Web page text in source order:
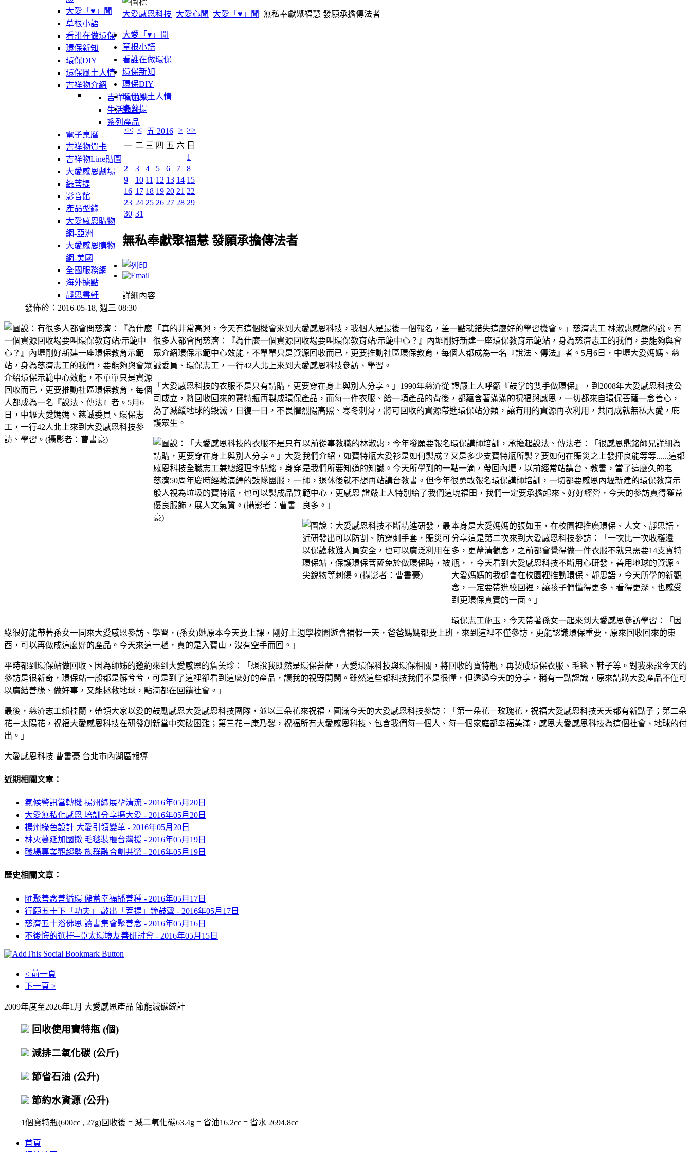
大愛「♥」聞
草根小語
看誰在做環保
環保新知
環保DIY
環保風土人情
吉祥物介紹
吉祥物由來
生活軌跡
系列產品
電子桌曆
吉祥物賀卡
吉祥物Line貼圖
大愛感恩劇場
綠菩提
影音館
產品型錄
大愛感恩購物
網-亞洲
大愛感恩購物
網-美國
全國服務網
海外據點
靜思書軒
大愛感恩科技 大愛心聞 大愛「♥」聞 無私奉獻聚福慧 發願承擔傳法者
大愛「♥」聞
草根小語
看誰在做環保
環保新知
環保DIY
環保風土人情
綠菩提
<< < 五 2016 > >>
一 二 三 四 五 六 日
1
2
3 4 5 6 7
8
9
10 11 12 13 14 15
16 17 18 19 20 21 22
23 24 25 26 27 28 29
30 31
無私奉獻聚福慧 發願承擔傳法者
詳細內容
發佈於：2016-05-18, 週三 08:30
「真的非常高興，今天有這個機會來到大愛感恩科技，我個人是最後一個報名，差一點就錯失這麼好的學習機會。」慈濟志工 林淑惠感觸的說。有
很多人都會問慈濟：『為什麼一個資源回收場要叫環保教育站/示範中心？』內壢剛好新建一座環保教育示範站，身為慈濟志工的我們，要能夠與會
眾介紹環保示範中心效能，不單單只是資源回收而已，更要推動社區環保教育，每個人都成為一名『說法、傳法』者。5月6日，中壢大愛媽媽、慈
誠委員、環保志工，一行42人北上來到大愛感恩科技參訪、學習。
「大愛感恩科技的衣服不是只有請購，更要穿在身上與別人分享。」1990年慈濟從 證嚴上人呼籲『鼓掌的雙手做環保』，到2008年大愛感恩科技公
司成立，將回收回來的寶特瓶再製成環保產品，而每一件衣服、給一項產品的背後，都蘊含著滿滿的祝福與感恩，一切都來自環保菩薩一念善心，
為了減緩地球的毀滅，日復一日，不畏懼烈陽高照、寒冬刺骨，將可回收的資源帶進環保站分類，讓有用的資源再次利用，共同成就無私大愛，庇
護眾生。
以前從事教職的林淑惠，今年發願要報名環保講師培訓，承擔起說法、傳法者：「很感恩鼎銘師兄詳細為
我們介紹，如寶特瓶大愛衫是如何製成？又是多少支寶特瓶所製？要如何在賑災之上發揮良能等等......這都
是我們所要知道的知識。今天所學到的一點一滴，帶回內壢，以前經常站講台、教書，當了這麼久的老
師，退休後就不想再站講台教書。但今年很勇敢報名環保講師培訓，一切都要感恩內壢新建的環保教育示
範中心，更感恩 證嚴上人特別給了我們這塊福田，我們一定要承擔起來、好好經營，今天的參訪真得獲益
良多。」
本身是大愛媽媽的張如玉，在校園裡推廣環保、人文、靜思語，
分享這是第二次來到大愛感恩科技參訪：「一次比一次收穫還
多，更釐清觀念，之前都會覺得做一件衣服不就只需要14支寶特
瓶，，今天看到大愛感恩科技不斷用心研發，善用地球的資源。
大愛媽媽的我都會在校園裡推動環保、靜思語，今天所學的新觀
念，一定要帶進校回裡，讓孩子們懂得更多、看得更深、也感受
到更環保真實的一面。」
環保志工施玉，今天帶著孫女一起來到大愛感恩參訪學習：「因
緣很好能帶著孫女一同來大愛感恩參訪、學習，(孫女)她原本今天要上課，剛好上週學校園遊會補假一天，爸爸媽媽都要上班，來到這裡不僅參訪，更能認識環保重要，原來回收回來的東
西，可以再做成這麼好的產品。今天來這一趟，真的是入寶山，沒有空手而回。」
平時都到環保站做回收、因為師姊的邀約來到大愛感恩的詹美珍：「想說我既然是環保菩薩，大愛環保科技與環保相關，將回收的寶特瓶，再製成環保衣服、毛毯、鞋子等。對我來說今天的
參訪是很新奇，環保站一般都是髒兮兮，可是到了這裡卻看到這麼好的產品，讓我的視野開闊。雖然這些都科技我們不是很懂，但透過今天的分享，稍有一點認識，原來請購大愛產品不僅可
以廣結善緣、做好事，又能拯救地球，點滴都在回饋社會。」
最後，慈濟志工賴桂蘭，帶領大家以愛的鼓勵感恩大愛感恩科技團隊，並以三朵花來祝福，圓滿今天的大愛感恩科技參訪：「第一朵花－玫瑰花，祝福大愛感恩科技天天都有新點子；第二朵
花－太陽花，祝福大愛感恩科技在研發創新當中突破困難；第三花－康乃馨，祝福所有大愛感恩科技、包含我們每一個人、每一個家庭都幸福美滿，感恩大愛感恩科技為這個社會、地球的付
出。」
大愛感恩科技 曹書豪 台北市內湖區報導
近期相關文章：
氣候警訊當轉機 揚州綠展孕清流 - 2016年05月20日
大愛無私化感恩 培訓分享擴大愛 - 2016年05月20日
揚州綠色設計 大愛引領變革 - 2016年05月20日
林火蔓延加國撤 毛毯裝櫃台灣援 - 2016年05月19日
職場專業觀趨勢 族群融合創共榮 - 2016年05月19日
歷史相關文章：
匯聚善念善循環 儲蓄幸福播善種 - 2016年05月17日
行願五十下「功夫」 敲出「菩提」鐘鼓聲 - 2016年05月17日
慈濟五十浴佛恩 讀書集會聚善念 - 2016年05月16日
不後悔的選擇─亞太環境友善研討會 - 2016年05月15日
< 前一頁
下一頁 >
2009年度至2026年1月 大愛感恩產品 節能減碳統計
回收使用寶特瓶 (個)
減排二氧化碳 (公斤)
節省石油 (公升)
節約水資源 (公升)
1個寶特瓶(600cc , 27g)回收後 = 減二氧化碳63.4g = 省油16.2cc = 省水 2694.8cc
首頁